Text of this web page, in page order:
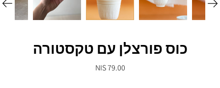
כוס פורצלן עם טקסטורה
79.00 NIS